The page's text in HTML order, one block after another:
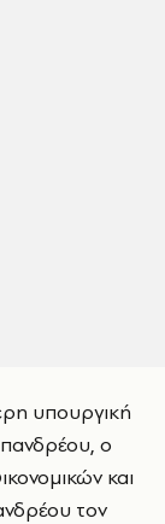
υπουργική
ο
και
τον